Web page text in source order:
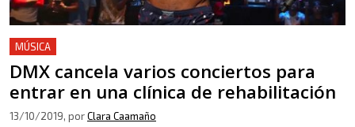
MÚSICA
DMX cancela varios conciertos para
entrar en una clínica de rehabilitación
13/10/2019, porClara Caamaño